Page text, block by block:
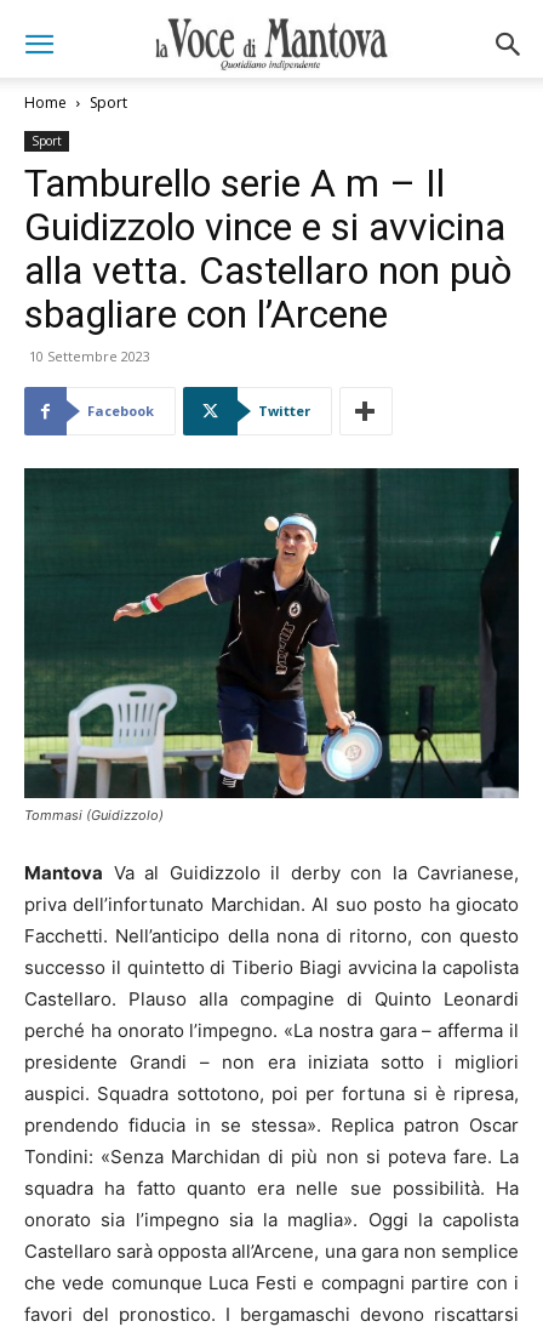
Home Sport
Sport
Tamburello serie A m – Il
Guidizzolo vince e si avvicina
alla vetta. Castellaro non può
sbagliare con l’Arcene
10 Settembre 2023
Facebook Twitter
Tommasi (Guidizzolo)
Mantova Va al Guidizzolo il derby con la Cavrianese,
priva dell’infortunato Marchidan. Al suo posto ha giocato
Facchetti. Nell’anticipo della nona di ritorno, con questo
successo il quintetto di Tiberio Biagi avvicina la capolista
Castellaro. Plauso alla compagine di Quinto Leonardi
perché ha onorato l’impegno. «La nostra gara – afferma il
presidente Grandi – non era iniziata sotto i migliori
auspici. Squadra sottotono, poi per fortuna si è ripresa,
prendendo fiducia in se stessa». Replica patron Oscar
Tondini: «Senza Marchidan di più non si poteva fare. La
squadra ha fatto quanto era nelle sue possibilità. Ha
onorato sia l’impegno sia la maglia». Oggi la capolista
Castellaro sarà opposta all’Arcene, una gara non semplice
che vede comunque Luca Festi e compagni partire con i
favori del pronostico. I bergamaschi devono riscattarsi